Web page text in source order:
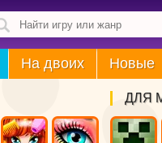
На двоих Новые
ДЛЯ